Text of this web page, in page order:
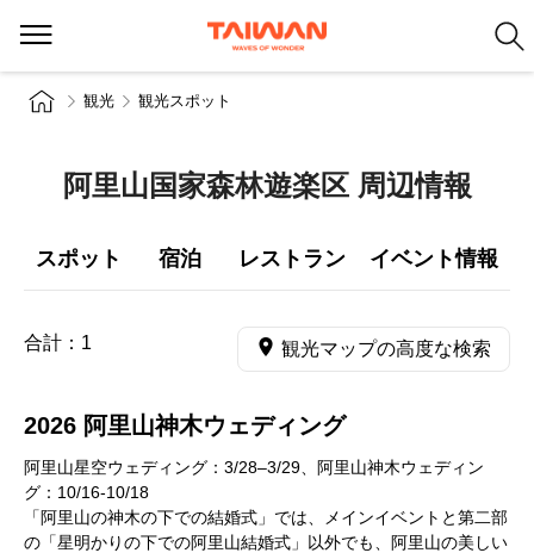
観光 観光スポット
阿里山国家森林遊楽区 周辺情報
スポット 宿泊 レストラン イベント情報
合計： 1 観光マップの高度な検索
2026 阿里山神木ウェディング
阿里山星空ウェディング：3/28–3/29、阿里山神木ウェディン
グ：10/16-10/18
「阿里山の神木の下での結婚式」では、メインイベントと第二部
の「星明かりの下での阿里山結婚式」以外でも、阿里山の美しい